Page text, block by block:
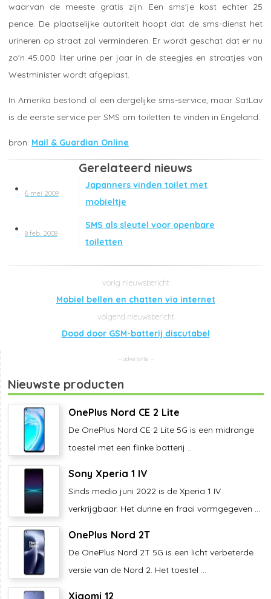
waarvan de meeste gratis zijn. Een sms'je kost echter 25
pence. De plaatselijke autoriteit hoopt dat de sms-dienst het
urineren op straat zal verminderen. Er wordt geschat dat er nu
zo'n 45.000 liter urine per jaar in de steegjes en straatjes van
Westminister wordt afgeplast.
In Amerika bestond al een dergelijke sms-service, maar SatLav
is de eerste service per SMS om toiletten te vinden in Engeland.
Mail & Guardian Online
Gerelateerd nieuws
6 mei 2009
Japanners vinden toilet met
mobieltje
8 feb. 2008
SMS als sleutel voor openbare
toiletten
Mobiel bellen en chatten via internet
Dood door GSM-batterij discutabel
Nieuwste producten
OnePlus Nord CE 2 Lite
De OnePlus Nord CE 2 Lite 5G is een midrange
toestel met een flinke batterij ...
Sony Xperia 1 IV
Sinds medio juni 2022 is de Xperia 1 IV
verkrijgbaar. Het dunne en fraai vormgegeven ...
OnePlus Nord 2T
De OnePlus Nord 2T 5G is een licht verbeterde
versie van de Nord 2. Het toestel ...
Xiaomi 12